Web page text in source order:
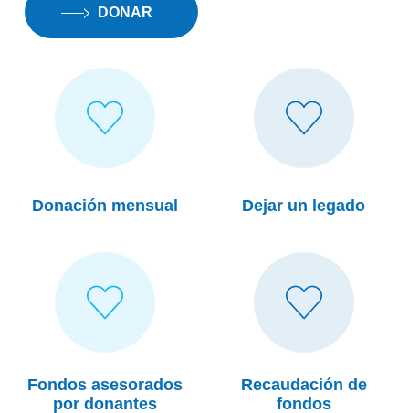
DONAR
Donación
mensual
Heart Icon
Donación mensual
Dejar
un
legado
Heart Icon
Dejar un legado
Fondos
asesorados
por
donantes
Heart Icon
Fondos asesorados
por donantes
Recaudación
de
fondos
Recaudación de
fondos